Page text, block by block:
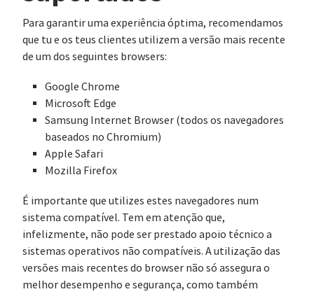
Para garantir uma experiência óptima, recomendamos
que tu e os teus clientes utilizem a versão mais recente
de um dos seguintes browsers:
Google Chrome
Microsoft Edge
Samsung Internet Browser (todos os navegadores
baseados no Chromium)
Apple Safari
Mozilla Firefox
É importante que utilizes estes navegadores num
sistema compatível. Tem em atenção que,
infelizmente, não pode ser prestado apoio técnico a
sistemas operativos não compatíveis. A utilização das
versões mais recentes do browser não só assegura o
melhor desempenho e segurança, como também